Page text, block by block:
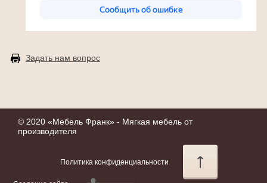
Задать нам вопрос
© 2020 «Мебель Франк» - Мягкая мебель от
производителя
Политика конфиденциальности